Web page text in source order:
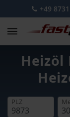
+49
Heizöl
PLZ